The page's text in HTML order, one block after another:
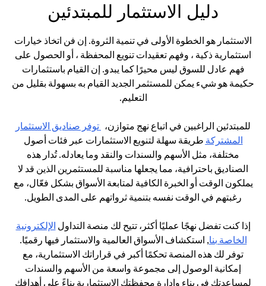
دليل الاستثمار للمبتدئين
الاستثمار هو الخطوة الأولى في تنمية الثروة. إن فن اتخاذ خيارات
استثمارية ذكية ، وفهم تعقيدات تنويع المحفظة ، أو الحصول على
فهم عادل للسوق ليس محيرًا كما يبدو. إن القيام باستثمارات
حكيمة هو شيء يمكن للمستثمر الجديد القيام به بسهولة بقليل من
التعليم.
للمبتدئين الراغبين في اتباع نهج متوازن، توفر صناديق الاستثمار
المشتركة opens in a new tab
طريقة سهلة لتنويع الاستثمارات عبر فئات أصول
مختلفة، مثل الأسهم والسندات والنقد وما يعادله. تُدار هذه
الصناديق باحترافية، مما يجعلها مناسبة للمستثمرين الذين قد لا
يملكون الوقت أو الخبرة الكافية لمتابعة الأسواق بشكل فعّال، مع
رغبتهم في الوقت نفسه بتنمية ثرواتهم على المدى الطويل.
إذا كنت تفضل نهجًا عمليًا أكثر، تتيح لك منصة التداول الإلكترونية
الخاصة بناopens in a new tab
, استكشاف الأسواق العالمية والاستثمار فيها رقميًا.
توفر لك هذه المنصة تحكمًا أكبر في قراراتك الاستثمارية، مع
إمكانية الوصول إلى مجموعة واسعة من الأسهم والسندات
لمساعدتك في بناء وإدارة محفظتك الاستثمارية بناءً على أهدافك